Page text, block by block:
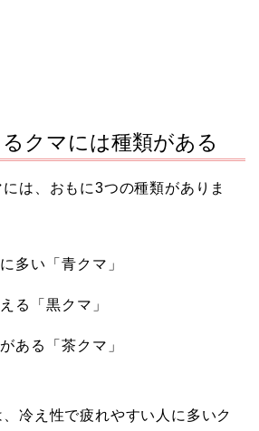
クマには種類がある
は、おもに3つの種類がありま
多い「青クマ」
る「黒クマ」
ある「茶クマ」
冷え性で疲れやすい人に多いク